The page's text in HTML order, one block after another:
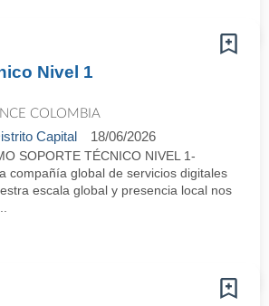
Nivel 1
COLOMBIA
Capital 18/06/2026
SOPORTE TÉCNICO NIVEL 1-
compañía global de servicios digitales
escala global y presencia local nos